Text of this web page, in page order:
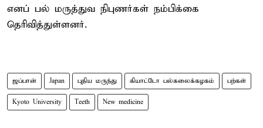
எனப் பல் மருத்துவ நிபுணர்கள் நம்பிக்கை
தெரிவித்துள்ளனர்.
ஜப்பான் Japan புதிய மருந்து கியாட்டோ பல்கலைக்கழகம் பற்கள்
Kyoto University Teeth New medicine